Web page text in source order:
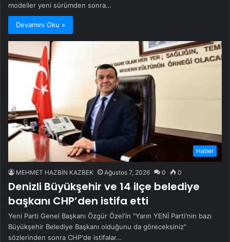
modeller yeni sürümden sonra…
Devamını Oku »
Haber
MEHMET HAZBİN KAZBEK Ağustos 7, 2026 0 0
Denizli Büyükşehir ve 14 ilçe belediye
başkanı CHP’den istifa etti
Yeni Parti Genel Başkanı Özgür Özel'in "Yarın YENİ Parti'nin bazı
Büyükşehir Belediye Başkanı olduğunu da göreceksiniz"
sözlerinden sonra CHP'de istifalar…